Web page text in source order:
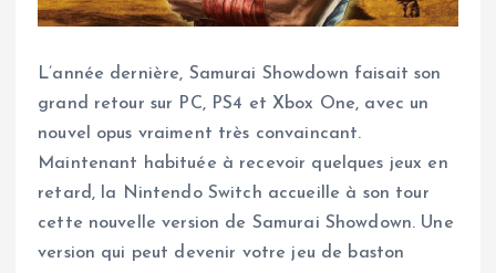
L’année dernière, Samurai Showdown faisait son
grand retour sur PC, PS4 et Xbox One, avec un
nouvel opus vraiment très convaincant.
Maintenant habituée à recevoir quelques jeux en
retard, la Nintendo Switch accueille à son tour
cette nouvelle version de Samurai Showdown. Une
version qui peut devenir votre jeu de baston